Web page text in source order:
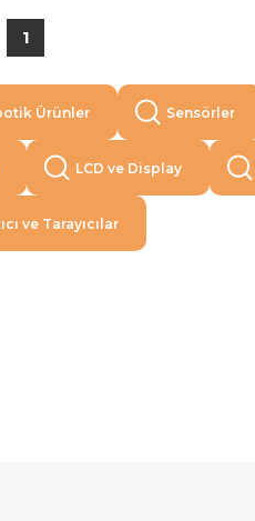
1
Ürünler Sensörler
LCD ve Display
ve Tarayıcılar